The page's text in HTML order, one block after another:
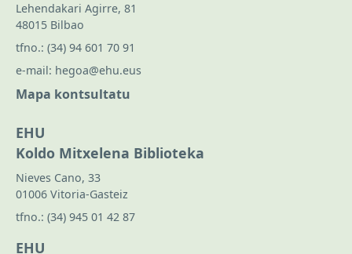
Lehendakari Agirre, 81
48015 Bilbao
tfno.: (34) 94 601 70 91
e-mail: hegoa@ehu.eus
Mapa kontsultatu
EHU
Koldo Mitxelena Biblioteka
Nieves Cano, 33
01006 Vitoria-Gasteiz
tfno.: (34) 945 01 42 87
EHU